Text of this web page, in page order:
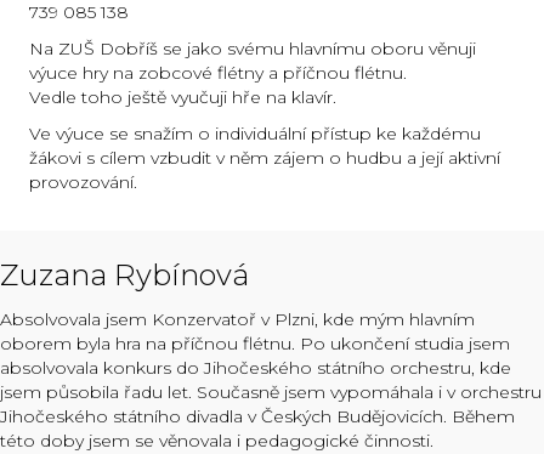
739 085 138
Na ZUŠ Dobříš se jako svému hlavnímu oboru věnuji
výuce hry na zobcové flétny a příčnou flétnu.
Vedle toho ještě vyučuji hře na klavír.
Ve výuce se snažím o individuální přístup ke každému
žákovi s cílem vzbudit v něm zájem o hudbu a její aktivní
provozování.
Zuzana Rybínová
Absolvovala jsem Konzervatoř v Plzni, kde mým hlavním
oborem byla hra na příčnou flétnu. Po ukončení studia jsem
absolvovala konkurs do Jihočeského státního orchestru, kde
jsem působila řadu let. Současně jsem vypomáhala i v orchestru
Jihočeského státního divadla v Českých Budějovicích. Během
této doby jsem se věnovala i pedagogické činnosti.